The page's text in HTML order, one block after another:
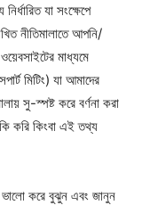
যা সংক্ষেপে
নীতিমালাতে আপনি/
মাধ্যমে
মিটিং) যা আমাদের
সু-স্পষ্ট করে বর্ণনা করা
করি কিংবা এই তথ্য
ভালো করে বুঝুন এবং জানুন